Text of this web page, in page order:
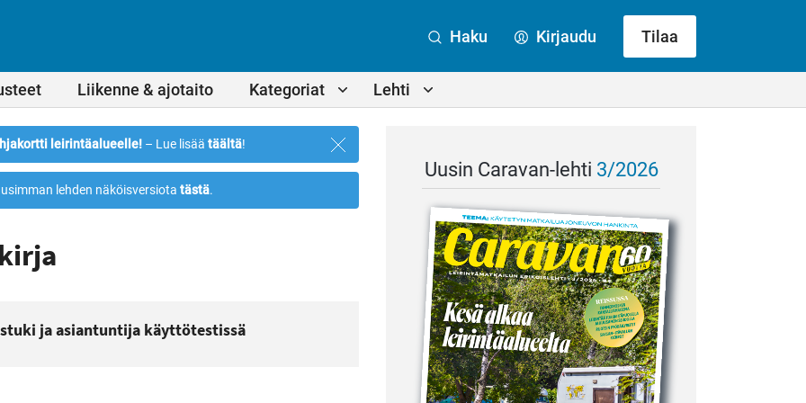
Liikenne & ajotaito Kategoriat Lehti
Haku Kirjaudu Tilaa
leirintäalueelle! – Lue lisää täältä!
Sulje
ilmoitus
lehden näköisversiota tästä.
ja asiantuntija käyttötestissä
Uusin Caravan-lehti 3/2026